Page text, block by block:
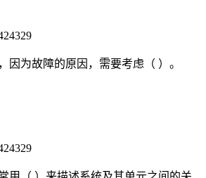
因为故障的原因，需要考虑（ ）。